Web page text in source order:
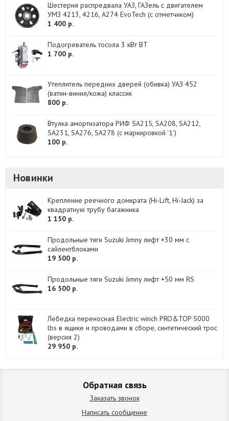
Шестерня распредвала УАЗ, ГАЗель с двигателем
УМЗ 4213, 4216, А274 EvoTech (с отметчиком)
1 400 р.
Подогреватель тосола 3 кВт BT
1 700 р.
Утеплитель передних дверей (обивка) УАЗ 452
(ватин-винил/кожа) классик
800 р.
Втулка амортизатора РИФ SA215, SA208, SA212,
SA231, SA276, SA278 (с маркировкой '1')
100 р.
Новинки
Крепление реечного домкрата (Hi-Lift, Hi-Jack) за
квадратную трубу багажника
1 150 р.
Продольные тяги Suzuki Jimny лифт +30 мм с
сайлентблоками
19 500 р.
Продольные тяги Suzuki Jimny лифт +50 мм RS
16 500 р.
Лебедка переносная Electric winch PRO&TOP 5000
lbs в ящике и проводами в сборе, синтетический трос
(версия 2)
29 950 р.
Обратная связь
Заказать звонок
Написать сообщение